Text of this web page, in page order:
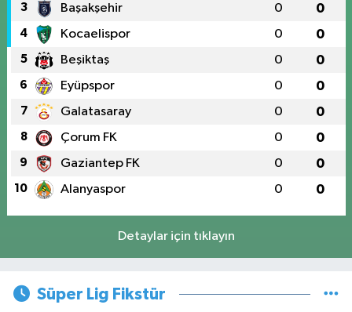
3 Başakşehir 0 0
4 Kocaelispor 0 0
5 Beşiktaş 0 0
6 Eyüpspor 0 0
7 Galatasaray 0 0
8 Çorum FK 0 0
9 Gaziantep FK 0 0
10 Alanyaspor 0 0
Detaylar için tıklayın
Süper Lig Fikstür